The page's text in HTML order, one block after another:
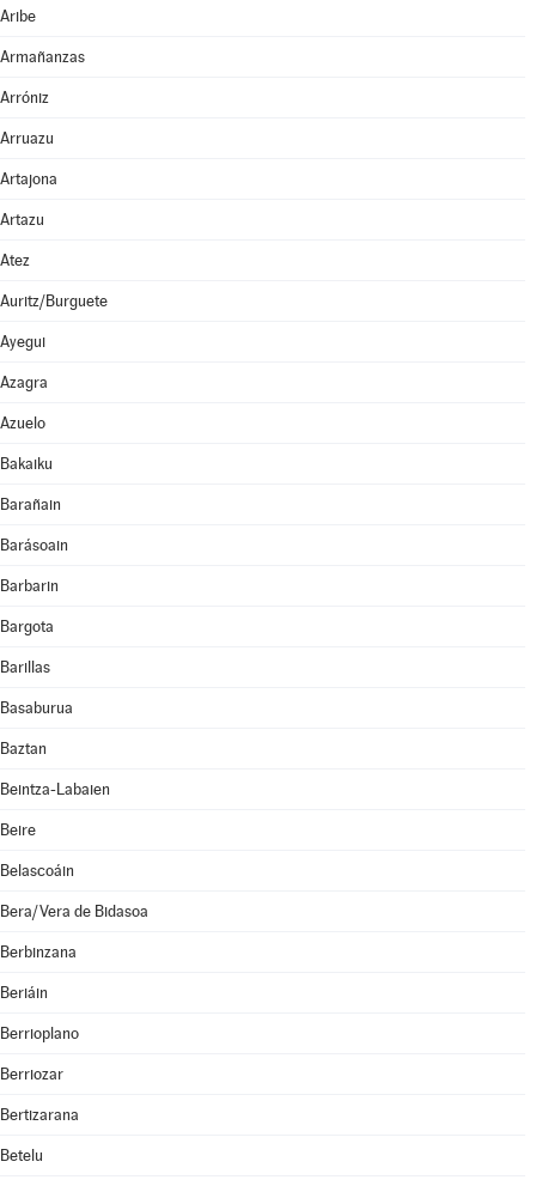
Aribe
Armañanzas
Arróniz
Arruazu
Artajona
Artazu
Atez
Auritz/Burguete
Ayegui
Azagra
Azuelo
Bakaiku
Barañain
Barásoain
Barbarin
Bargota
Barillas
Basaburua
Baztan
Beintza-Labaien
Beire
Belascoáin
Bera/Vera de Bidasoa
Berbinzana
Beriáin
Berrioplano
Berriozar
Bertizarana
Betelu